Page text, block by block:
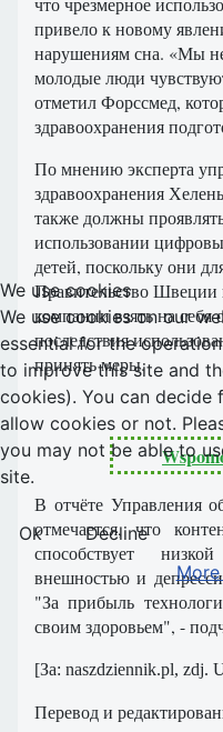
привело к новому
нарушениям сна. «Мы
молодые люди
отметил Форссмед,
здравоохранения
По мнению эксперта
здравоохранения
также должны
использовании
детей, поскольку они
Правительство Швеции
компании взять на себя
последствия
принять меры.
В отчёте Управления
отмечается, что
способствует
внешностью и
"За прибыль
своим здоровьем", -
[Зa: naszdziennik.pl, zdj.
Перевод и
We use cookies
We use cookies on our
essential for the
to improve this site and
cookies). You can
allow cookies or not.
you may not be able to
site.
Ok
Decline